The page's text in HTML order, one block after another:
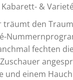
&
träumt den
fechten
und einem